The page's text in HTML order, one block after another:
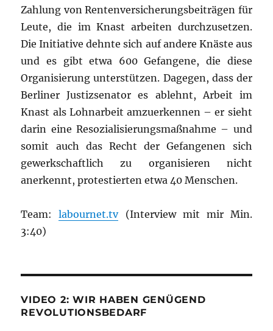
Zahlung von Rentenversicherungsbeiträgen für
Leute, die im Knast arbeiten durchzusetzen.
Die Initiative dehnte sich auf andere Knäste aus
und es gibt etwa 600 Gefangene, die diese
Organisierung unterstützen. Dagegen, dass der
Berliner Justizsenator es ablehnt, Arbeit im
Knast als Lohnarbeit amzuerkennen – er sieht
darin eine Resozialisierungsmaßnahme – und
somit auch das Recht der Gefangenen sich
gewerkschaftlich zu organisieren nicht
anerkennt, protestierten etwa 40 Menschen.
Team:labournet.tv(Interview mit mir Min.
3:40)
VIDEO 2: WIR HABEN GENÜGEND
REVOLUTIONSBEDARF